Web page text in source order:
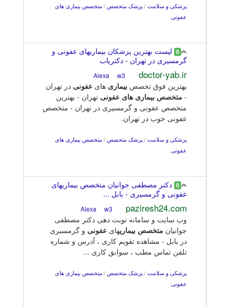
پزشکی و سلامت / پزشک متخصص / متخصص بیماری های
عفونی
0 لیست بهترین پزشکان بیماریهای عفونی و
گرمسیری در تهران - دکتریاب
doctor-yab.ir
w3
بهترین فوق تخصص بیماری های عفونی در تهران
- متخصص بیماری های عفونی تهران - بهترین
متخصص عفونی و گرمسیری در تهران - متخصص
عفونی خوب در تهران.
پزشکی و سلامت / پزشک متخصص / متخصص بیماری های
عفونی
0 دکتر مصطفی جوانیان متخصص بیماریهای
عفونی و گرمسیری - بابل ...
paziresh24.com
w3
وب سایت و سامانه نوبت دهی دکتر مصطفی
جوانیان متخصص بیماریهای عفونی و گرمسیری
در بابل - مشاهده تقویم کاری ، آدرس و شماره
تلفن تماس مطب ، سوابق کاری ...
پزشکی و سلامت / پزشک متخصص / متخصص بیماری های
عفونی